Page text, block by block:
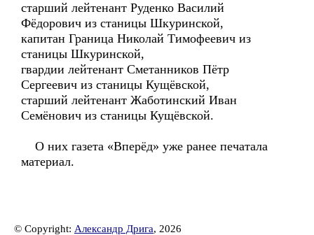
старший лейтенант Руденко Василий
Фёдорович из станицы Шкуринской,
капитан Граница Николай Тимофеевич из
станицы Шкуринской,
гвардии лейтенант Сметанников Пётр
Сергеевич из станицы Кущёвской,
старший лейтенант Жаботинский Иван
Семёнович из станицы Кущёвской.
О них газета «Вперёд» уже ранее печатала
материал.
© Copyright: Александр Дрига, 2026